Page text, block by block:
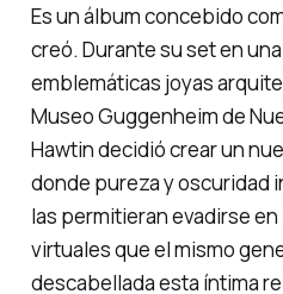
Es un álbum concebido
creó. Durante su set en
emblemáticas joyas
Museo Guggenheim de
Hawtin decidió crear un
donde pureza y oscuridad
las permitieran evadirse
virtuales que el mismo
descabellada esta íntima